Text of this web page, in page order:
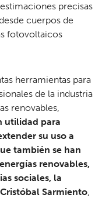
precisas
cuerpos de
fotovoltaicos
herramientas para
de la industria
renovables,
utilidad para
su uso a
también se han
renovables,
sociales, la
Cristóbal Sarmiento,